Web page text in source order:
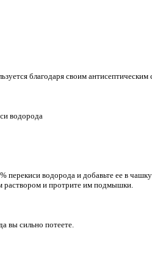
благодаря своим
водорода
перекиси водорода и добавьте ее в
раствором и протрите им подмышки.
вы сильно потеете.